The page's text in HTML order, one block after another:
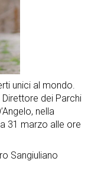
unici al mondo.
dei Parchi
nella
31 marzo alle ore
Sangiuliano